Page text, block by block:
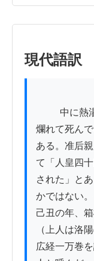
現代語訳
爛れて死ん
ある。准后
て「人皇四
された」と
かではない
己丑の年、
（上人は洛
広経一万巻